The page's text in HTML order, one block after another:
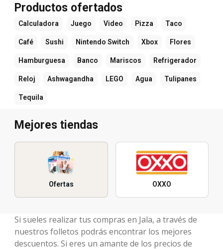
Productos ofertados
Calculadora Juego Video Pizza Taco
Café Sushi Nintendo Switch Xbox Flores
Hamburguesa Banco Mariscos Refrigerador
Reloj Ashwagandha LEGO Agua Tulipanes
Tequila
Mejores tiendas
Ofertas OXXO
Si sueles realizar tus compras en Jala, a través de
nuestros folletos podrás encontrar los mejores
descuentos. Si eres un amante de los precios de